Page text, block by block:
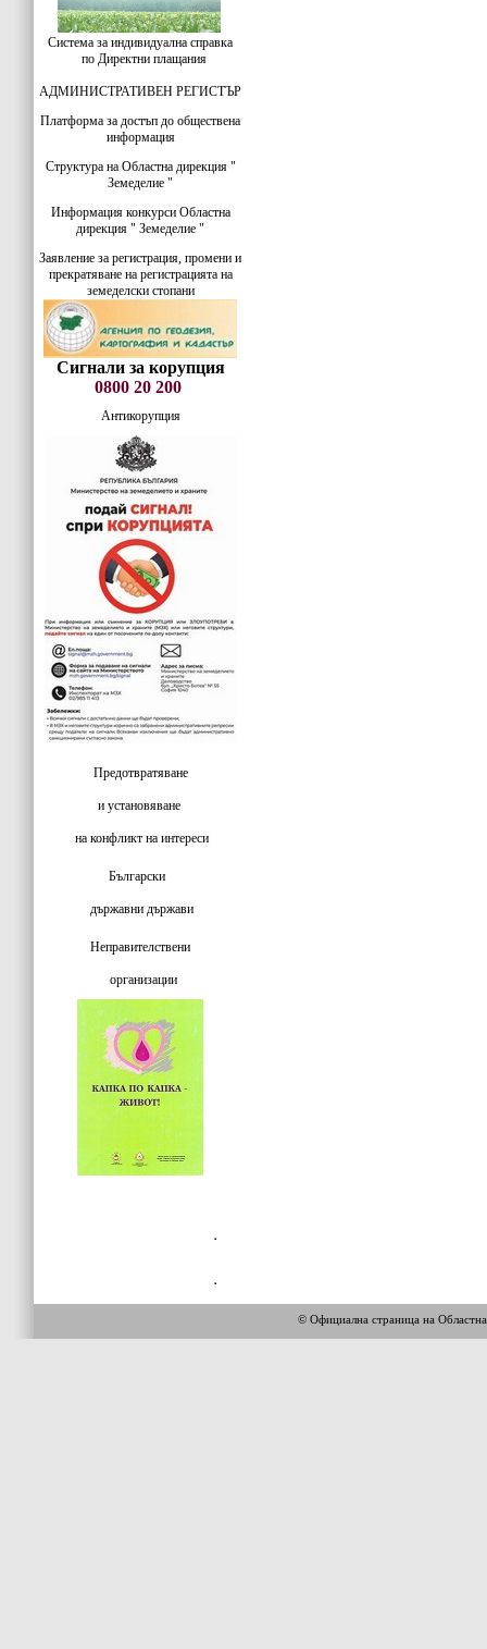
Система за индивидуална справка
по Директни плащания
АДМИНИСТРАТИВЕН РЕГИСТЪР
Платформа за достъп до обществена
информация
Структура на Областна дирекция "
Земеделие "
Информация конкурси Областна
дирекция " Земеделие "
Заявление за регистрация, промени и
прекратяване на регистрацията на
земеделски стопани
Сигнали за корупция
0800 20 200
Антикорупция
Предотвратяване
и установяване
на конфликт на интереси
Български
държавни държави
Неправителствени
организации
© Официална страница на